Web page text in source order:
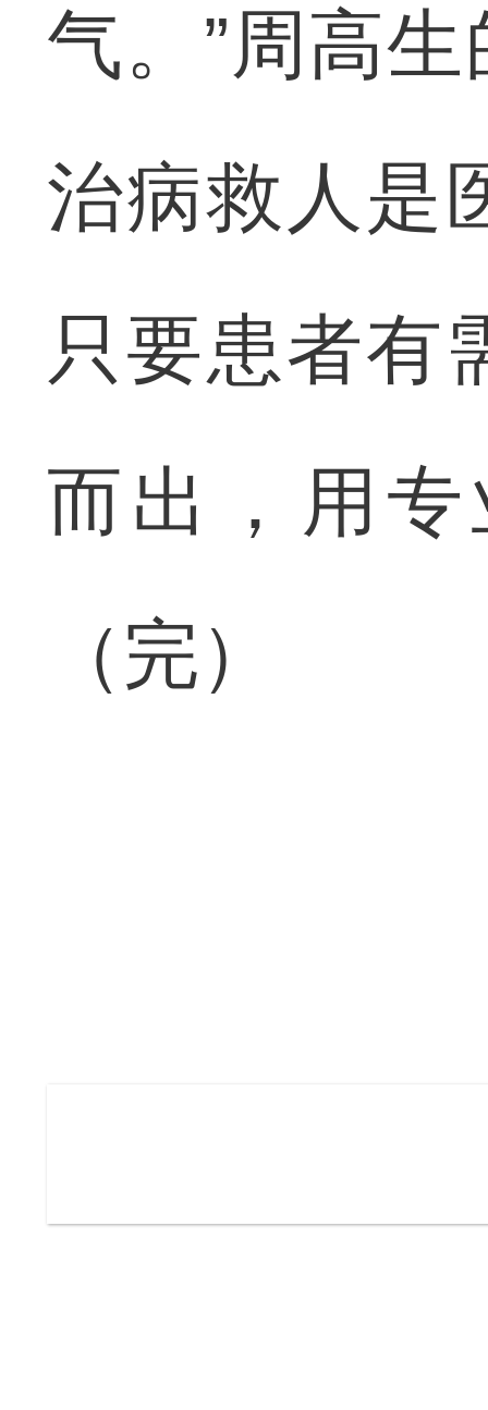
气。”周高
治病救人是
只要患者有
而出，用
（完）